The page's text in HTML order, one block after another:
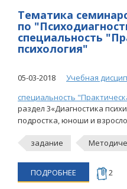
Тематика
по
специальность
психология"
05-03-2018
Учебная
специальность
раздел 3«Диагностика
подростка, юноши и
задание
ПОДРОБНЕЕ 2